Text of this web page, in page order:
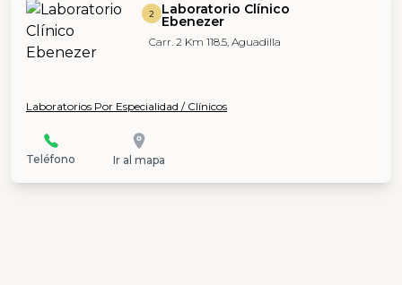
2 Laboratorio Clínico
Ebenezer
Carr. 2 Km 118.5, Aguadilla
Laboratorios Por Especialidad / Clínicos
Teléfono Ir al mapa